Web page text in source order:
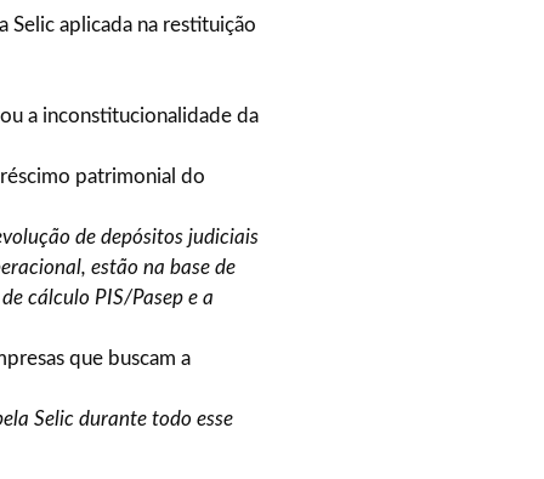
Selic aplicada na restituição
a inconstitucionalidade da
patrimonial do
de depósitos judiciais
estão na base de
cálculo PIS/Pasep e a
que buscam a
Selic durante todo esse